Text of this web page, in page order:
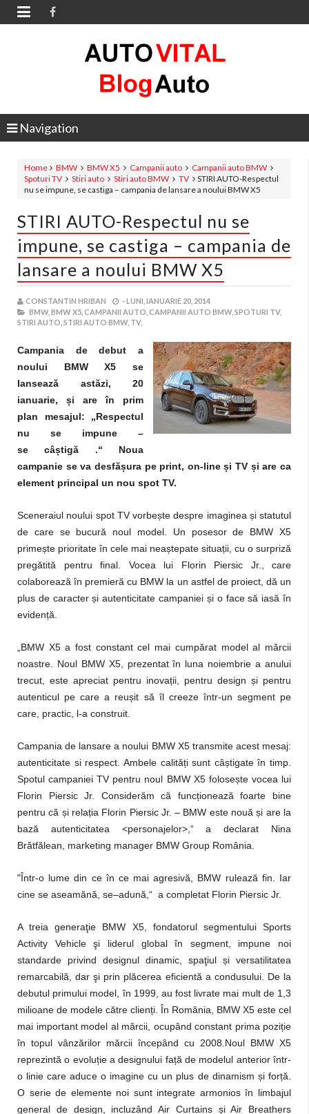

Navigation
Home BMW BMW X5 Campanii auto
Campanii auto BMW
Spoturi TV
Stiri auto Stiri auto BMW TV
STIRI AUTO-Respectul
nu se impune, se castiga – campania de lansare a noului BMW X5
STIRI AUTO-Respectul nu se
impune, se castiga – campania de
lansare a noului BMW X5
CONSTANTIN HRIBAN -LUNI, IANUARIE 20, 2014
BMW, BMW X5, CAMPANII AUTO, CAMPANII AUTO BMW, SPOTURI TV,
STIRI AUTO, STIRI AUTO BMW, TV,
Campania de debut a
noului BMW X5 se
lansează astăzi, 20
ianuarie, și are în prim
plan mesajul: „Respectul
nu se impune –
se câștigă .“ Noua
campanie se va desfășura pe print, on-lineși TV și are ca
element principal un nou spot TV.
Sceneraiul noului spot TV vorbește despre imaginea și statutul
de care se bucură noul model. Un posesor de BMW X5
primește prioritate în cele mai neaștepate situații, cu o surpriză
pregătită pentru final. Vocea lui Florin Piersic Jr., care
colaborează în premieră cu BMW la un astfel de proiect, dă un
plus de caracter și autenticitate campaniei și o face să iasă în
evidență.
„BMW X5 a fost constant cel mai cumpărat model al mărcii
noastre. Noul BMW X5, prezentat în luna noiembrie a anului
trecut, este apreciat pentru inovații, pentru design și pentru
autenticul pe care a reușit să îl creeze într-un segment pe
care, practic, l-a construit.
Campania de lansare a noului BMW X5 transmite acest mesaj:
autenticitate si respect. Ambele calități sunt câștigate în timp.
Spotul campaniei TV pentru noul BMW X5 folosește vocea lui
Florin Piersic Jr. Considerăm că funcționează foarte bine
pentru că și relația Florin Piersic Jr. – BMW este nouă și are la
bază autenticitatea <personajelor>,“ a declarat Nina
Brătfălean, marketing manager BMW Group România.
"Într-o lume din ce în ce mai agresivă, BMW rulează fin. Iar
cine se aseamănă, se–adună,“ a completat Florin Piersic Jr.
A treia generaţie BMW X5, fondatorul segmentului Sports
Activity Vehicle şi liderul global în segment, impune noi
standarde privind designul dinamic, spaţiul și versatilitatea
remarcabilă, dar şi prin plăcerea eficientă a condusului. De la
debutul primului model, în 1999, au fost livrate mai mult de 1,3
milioane de modele către clienți. În România, BMW X5 este cel
mai important model al mărcii, ocupând constant prima poziție
în topul vânzărilor mărcii începând cu 2008.Noul BMW X5
reprezintă o evoluție a designului față de modelul anterior într-
o linie care aduce o imagine cu un plus de dinamism și forță.
O serie de elemente noi sunt integrate armonios în limbajul
general de design, incluzând Air Curtains și Air Breathers